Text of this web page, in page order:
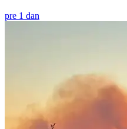
pre 1 dan